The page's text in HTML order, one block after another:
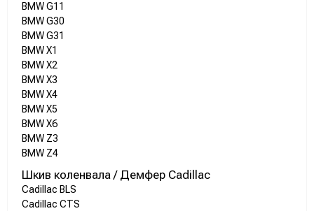
BMW G11
BMW G30
BMW G31
BMW X1
BMW X2
BMW X3
BMW X4
BMW X5
BMW X6
BMW Z3
BMW Z4
Шкив коленвала / Демфер Cadillac
Cadillac BLS
Cadillac CTS